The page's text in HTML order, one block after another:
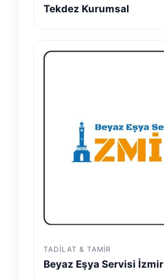
Tekdez Kurumsal
TADILAT & TAMIR
Beyaz Eşya Servisi İzmir